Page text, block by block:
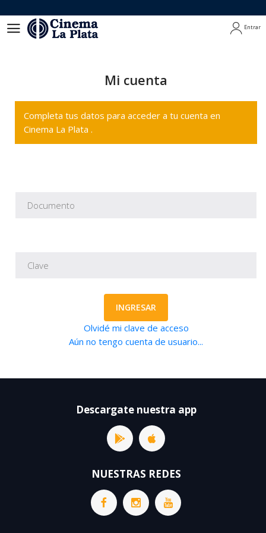
Entrar
Mi cuenta
Completa tus datos para acceder a tu cuenta en
Cinema La Plata .
INGRESAR
Olvidé mi clave de acceso
Aún no tengo cuenta de usuario...
Descargate nuestra app
NUESTRAS REDES